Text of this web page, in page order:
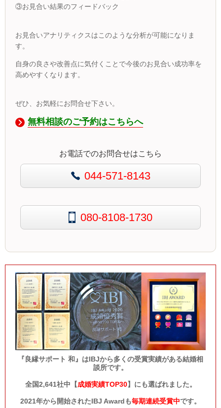
③お見合い結果のフィードバック
お見合いアナリティクスはこのような分析が可能になりま
す。
自身の良さや改善点に気付くことで今後のお見合い成功率を
高めやすくなります。
ぜひ、お気軽にお問合せ下さい。
無料相談のご予約はこちらへ
お電話でのお問合せはこちら
044-571-8143
080-8108-1730
『良縁サポート 和』はIBJから多くの受賞実績がある結婚相
談所です。
全国2,641社中【成婚実績TOP30】にも選ばれました。
2021年から開始されたIBJ Awardも毎期連続受賞中です。